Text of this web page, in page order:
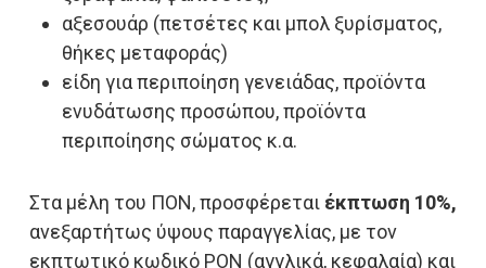
αξεσουάρ (πετσέτες και μπολ ξυρίσματος,
θήκες μεταφοράς)
είδη για περιποίηση γενειάδας, προϊόντα
ενυδάτωσης προσώπου, προϊόντα
περιποίησης σώματος κ.α.
Στα μέλη του ΠΟΝ, προσφέρεται έκπτωση 10%,
ανεξαρτήτως ύψους παραγγελίας, με τον
εκπτωτικό κωδικό ΡΟΝ (αγγλικά, κεφαλαία) και